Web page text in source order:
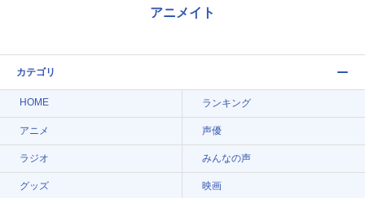
アニメイト
カテゴリ
HOME ランキング
アニメ 声優
ラジオ みんなの声
グッズ 映画